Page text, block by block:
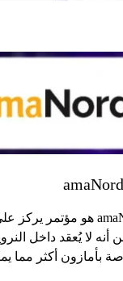
أنه لا يُعقد داخل
بأمازون أكثر مما